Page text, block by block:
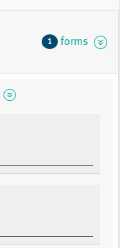
1 forms